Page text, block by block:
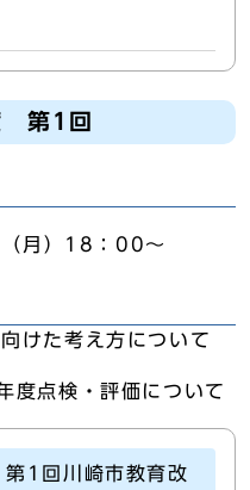
第1回
月）18：00～
けた考え方について
度点検・評価について
1回川崎市教育改